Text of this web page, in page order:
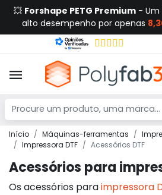
💥 Forshape PETG Premium - Um
alto desempenho por apenas
Início Máquinas-ferramentas
Impressora DTF
Acessórios DTF
Acessórios para
Os acessórios paraimpressora